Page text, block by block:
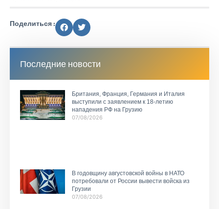
Поделиться :
Последние новости
Британия, Франция, Германия и Италия
выступили с заявлением к 18-летию
нападения РФ на Грузию
07/08/2026
В годовщину августовской войны в НАТО
потребовали от России вывести войска из
Грузии
07/08/2026